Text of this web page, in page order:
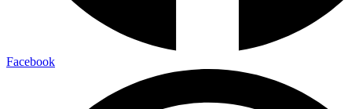
Facebook